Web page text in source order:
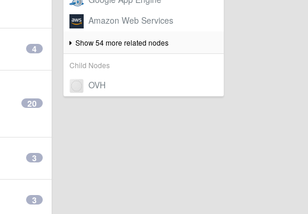
Show 54 more related nodes
Child Nodes
4
20
3
3